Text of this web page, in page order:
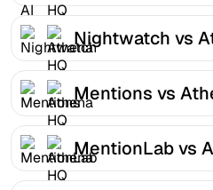
Nightwatch vs
Mentions vs
MentionLab vs